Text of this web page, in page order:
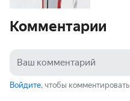
Комментарии
Войдите, чтобы комментировать